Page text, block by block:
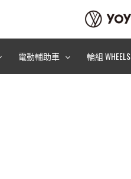
電動輔助車 輪組 WHEELS